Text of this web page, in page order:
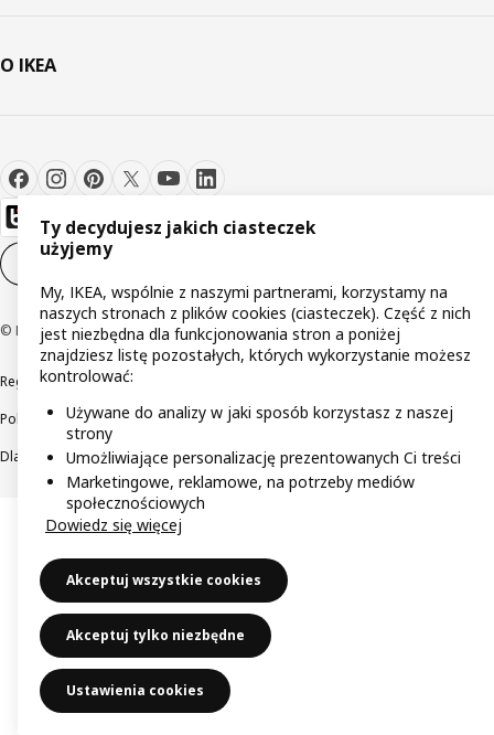
O IKEA
Ustawienia plików cookie
© Inter IKEA Systems B.V 1999-2026
RegulaminyPolityka prywatności
Polityka odpowiedzialnego ujawniania informacji
Dla akcjonariuszy IKEA Distribution
Ty decydujesz jakich ciasteczek
użyjemy
My, IKEA, wspólnie z naszymi partnerami, korzystamy na
naszych stronach z plików cookies (ciasteczek). Część z nich
jest niezbędna dla funkcjonowania stron a poniżej
znajdziesz listę pozostałych, których wykorzystanie możesz
kontrolować:
Używane do analizy w jaki sposób korzystasz z naszej
strony
Umożliwiające personalizację prezentowanych Ci treści
Marketingowe, reklamowe, na potrzeby mediów
społecznościowych
Dowiedz się więcej
Akceptuj wszystkie cookies
Akceptuj tylko niezbędne
Ustawienia cookies